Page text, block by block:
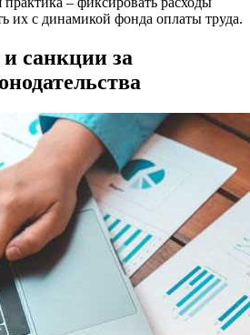
их с динамикой фонда оплаты труда.
санкции за